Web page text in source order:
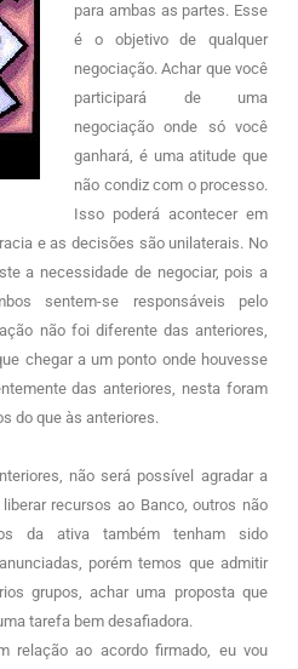
para ambas as partes. Esse
é o objetivo de qualquer
negociação. Achar que você
participará de uma
negociação onde só você
ganhará, é uma atitude que
não condiz com o processo.
Isso poderá acontecer em
e as decisões são unilaterais. No
a necessidade de negociar, pois a
sentem-se responsáveis pelo
não foi diferente das anteriores,
chegar a um ponto onde houvesse
das anteriores, nesta foram
do que às anteriores.
não será possível agradar a
recursos ao Banco, outros não
da ativa também tenham sido
porém temos que admitir
grupos, achar uma proposta que
tarefa bem desafiadora.
relação ao acordo firmado, eu vou